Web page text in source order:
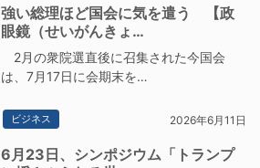
強い総理ほど国会に気を遣う 【政
眼鏡（せいがんきょ…
2月の衆院選直後に召集された今国会
は、7月17日に会期末を…
ビジネス 2026年6月11日
6月23日、シンポジウム「トランプ